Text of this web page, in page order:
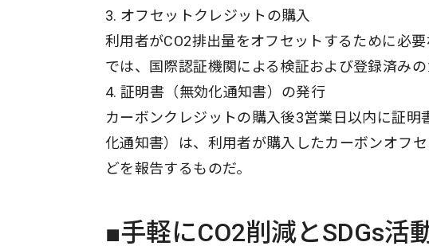
3. オフセットクレジットの購入
利用者がCO2排出量をオフセットするために必
では、国際認証機関による検証および登録済み
4. 証明書（無効化通知書）の発行
カーボンクレジットの購入後3営業日以内に証
化通知書）は、利用者が購入したカーボンオフ
どを報告するものだ。
■手軽にCO2削減とSDGs活